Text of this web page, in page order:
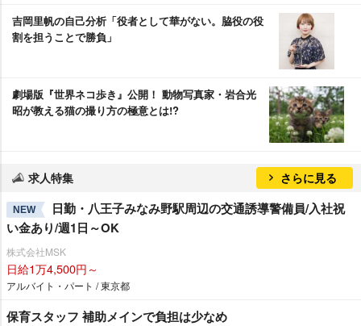
吉岡里帆の自己分析「役者として華がない。脇役の役
割を担うことで勝負」
劇場版『世界ネコ歩き』公開！ 動物写真家・岩合光
昭が教える猫の撮り方の極意とは!?
求人特集 さらに見る
NEW
日勤・八王子みなみ野駅周辺の交通誘導警備員/入社祝
い金あり/週1日～OK
株式会社MSK
日給1万4,500円～
アルバイト・パート / 東京都
保育スタッフ 補助メインで負担は少なめ